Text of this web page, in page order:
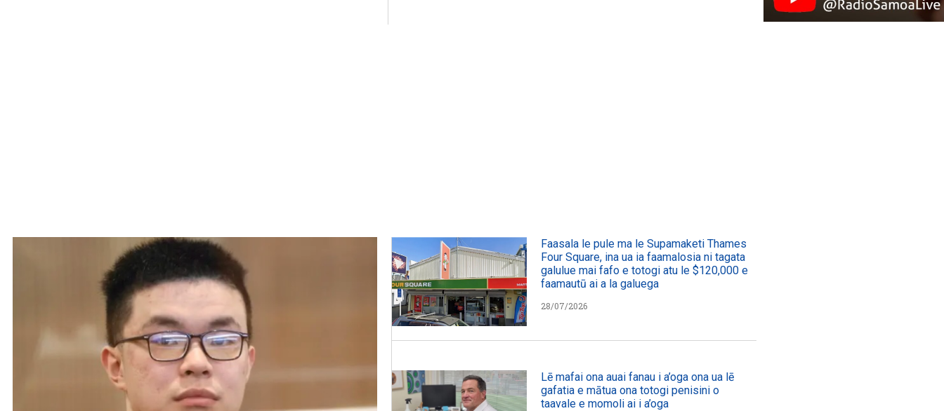
Faasala le pule ma le Supamaketi Thames
Four Square, ina ua ia faamalosia ni tagata
galulue mai fafo e totogi atu le $120,000 e
faamautū ai a la galuega
28/07/2026
Lē mafai ona auai fanau i a’oga ona ua lē
gafatia e mātua ona totogi penisini o
taavale e momoli ai i a’oga